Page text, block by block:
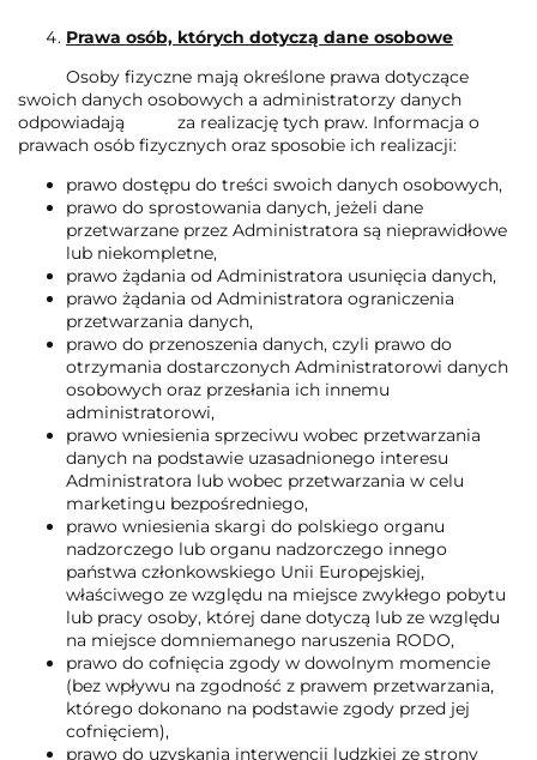
Prawa osób, których dotyczą dane osobowe
Osoby fizyczne mają określone prawa dotyczące
swoich danych osobowych a administratorzy danych
odpowiadają za realizację tych praw. Informacja o
prawach osób fizycznych oraz sposobie ich realizacji:
prawo dostępu do treści swoich danych osobowych,
prawo do sprostowania danych, jeżeli dane
przetwarzane przez Administratora są nieprawidłowe
lub niekompletne,
prawo żądania od Administratora usunięcia danych,
prawo żądania od Administratora ograniczenia
przetwarzania danych,
prawo do przenoszenia danych, czyli prawo do
otrzymania dostarczonych Administratorowi danych
osobowych oraz przesłania ich innemu
administratorowi,
prawo wniesienia sprzeciwu wobec przetwarzania
danych na podstawie uzasadnionego interesu
Administratora lub wobec przetwarzania w celu
marketingu bezpośredniego,
prawo wniesienia skargi do polskiego organu
nadzorczego lub organu nadzorczego innego
państwa członkowskiego Unii Europejskiej,
właściwego ze względu na miejsce zwykłego pobytu
lub pracy osoby, której dane dotyczą lub ze względu
na miejsce domniemanego naruszenia RODO,
prawo do cofnięcia zgody w dowolnym momencie
(bez wpływu na zgodność z prawem przetwarzania,
którego dokonano na podstawie zgody przed jej
cofnięciem),
prawo do uzyskania interwencji ludzkiej ze strony